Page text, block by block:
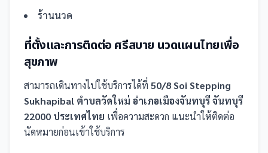
ร้านนวด
ที่ตั้งและการติดต่อ ศรีสบาย นวดแผนไทยเพื่อ
สุขภาพ
สามารถเดินทางไปใช้บริการได้ที่ 50/8 Soi Stepping
Sukhapibal ตำบลวัดใหม่ อำเภอเมืองจันทบุรี จันทบุรี
22000 ประเทศไทย เพื่อความสะดวก แนะนำให้ติดต่อ
นัดหมายก่อนเข้าใช้บริการ